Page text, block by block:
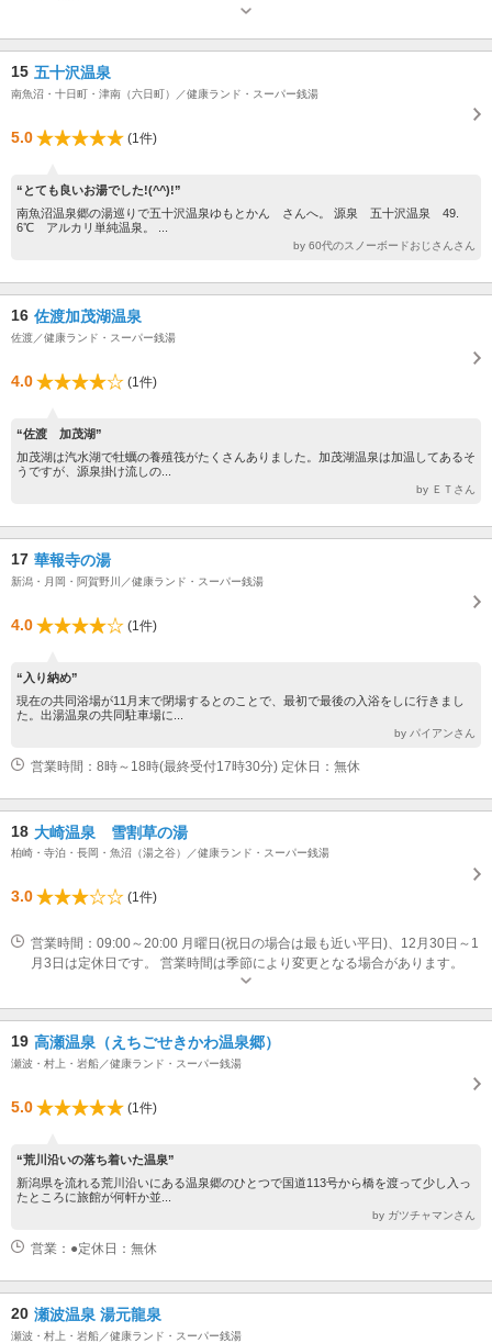
15 五十沢温泉
南魚沼・十日町・津南（六日町）／健康ランド・スーパー銭湯
5.0 (1件)
“とても良いお湯でした!(^^)!”
南魚沼温泉郷の湯巡りで五十沢温泉ゆもとかん さんへ。 源泉 五十沢温泉 49.
6℃ アルカリ単純温泉。 ...
by 60代のスノーボードおじさんさん
16 佐渡加茂湖温泉
佐渡／健康ランド・スーパー銭湯
4.0 (1件)
“佐渡 加茂湖”
加茂湖は汽水湖で牡蠣の養殖筏がたくさんありました。加茂湖温泉は加温してあるそ
うですが、源泉掛け流しの...
by ＥＴさん
17 華報寺の湯
新潟・月岡・阿賀野川／健康ランド・スーパー銭湯
4.0 (1件)
“入り納め”
現在の共同浴場が11月末で閉場するとのことで、最初で最後の入浴をしに行きまし
た。出湯温泉の共同駐車場に...
by パイアンさん
営業時間：8時～18時(最終受付17時30分) 定休日：無休
18 大崎温泉 雪割草の湯
柏崎・寺泊・長岡・魚沼（湯之谷）／健康ランド・スーパー銭湯
3.0 (1件)
営業時間：09:00～20:00 月曜日(祝日の場合は最も近い平日)、12月30日～1
月3日は定休日です。 営業時間は季節により変更となる場合があります。
19 高瀬温泉（えちごせきかわ温泉郷）
瀬波・村上・岩船／健康ランド・スーパー銭湯
5.0 (1件)
“荒川沿いの落ち着いた温泉”
新潟県を流れる荒川沿いにある温泉郷のひとつで国道113号から橋を渡って少し入っ
たところに旅館が何軒か並...
by ガツチャマンさん
営業：●定休日：無休
20 瀬波温泉 湯元龍泉
瀬波・村上・岩船／健康ランド・スーパー銭湯